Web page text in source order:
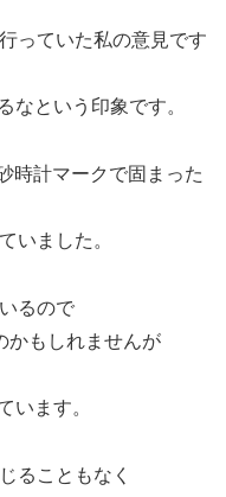
っていた私の意見です
なという印象です。
時計マークで固まった
いました。
るので
かもしれませんが
います。
ることもなく